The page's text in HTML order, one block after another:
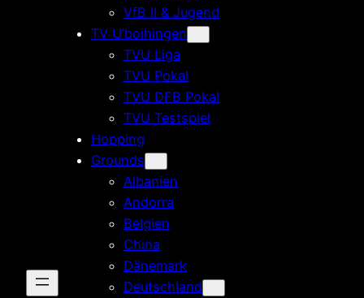
VfB II & Jugend
TV U’boihingen
TVU Liga
TVU Pokal
TVU DFB Pokal
TVU Testspiel
Hopping
Grounds
Albanien
Andorra
Belgien
China
Dänemark
Deutschland